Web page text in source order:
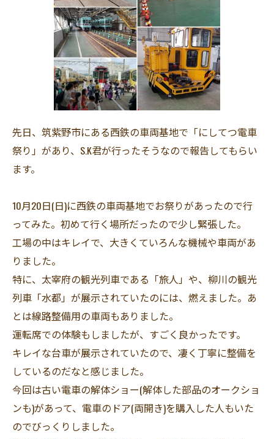
先日、筑紫野市にある西鉄の車両基地で「にしてつ電車
祭り」があり、S.K君が行ったそうなので報告してもらい
ます。
10月20日(日)に西鉄の車両基地でお祭りがあったので行
ってみた。初めて行く場所だったので少し緊張した。
工場の中はキレイで、大きくていろんな機械や車両があ
りました。
特に、太宰府の観光列車である「旅人」や、柳川の観光
列車「水都」が展示されていたのには、燃えました。あ
とは線路整備用の車両もありました。
運転席での体験もしましたが、すごく良かったです。
キレイな台車が展示されていたので、凄く丁寧に整備を
しているのだなと感じました。
今回は古い電車の解体ショー(解体した部品のオークショ
ンも)があって、電車のドア(両開き)を購入した人もいた
のでびっくりしました。